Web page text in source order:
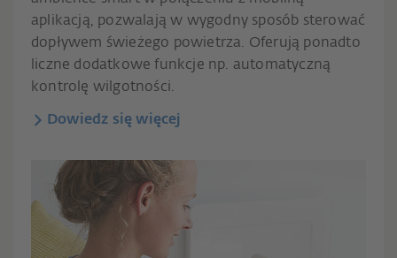
aplikacją, pozwalają w wygodny sposób sterować
dopływem świeżego powietrza. Oferują ponadto
liczne dodatkowe funkcje np. automatyczną
kontrolę wilgotności.
Dowiedz się więcej